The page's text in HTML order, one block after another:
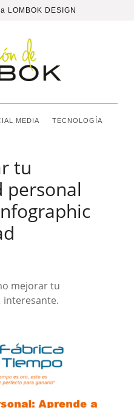
LOMBOK DESIGN
MEDIA TECNOLOGÍA
tu
personal
mejorar tu